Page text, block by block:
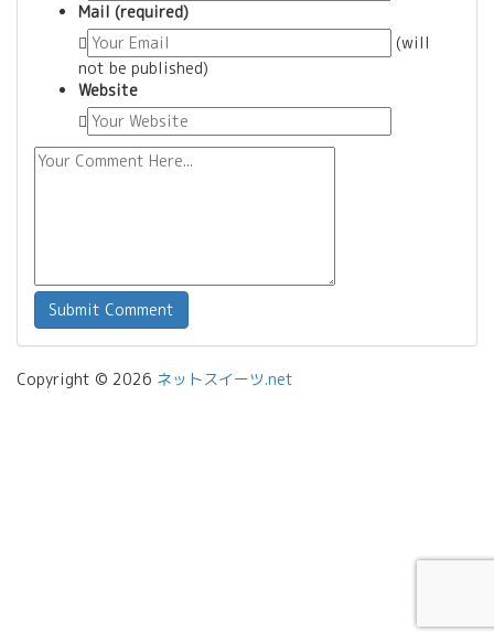
Mail (required)
(will
not be published)
Website
Copyright © 2026 ネットスイーツ.net